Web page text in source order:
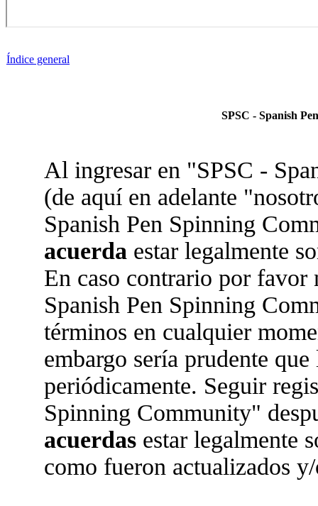
Índice general
SPSC - Spanish
Al ingresar en "SPSC -
(de aquí en adelante
Spanish Pen Spinning
acuerda estar legalmente
En caso contrario por favor
Spanish Pen Spinning
términos en cualquier
embargo sería prudente
periódicamente. Seguir
Spinning Community"
acuerdas estar legalmente
como fueron actualizados